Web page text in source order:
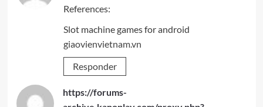
References:
Slot machine games for android
giaovienvietnam.vn
Responder
https://forums-